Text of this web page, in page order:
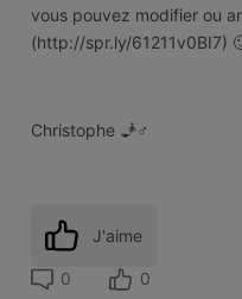
vous pouvez modifier ou
(http://spr.ly/61211v0BI7)
Christophe 🧞‍
J'aime
0 0